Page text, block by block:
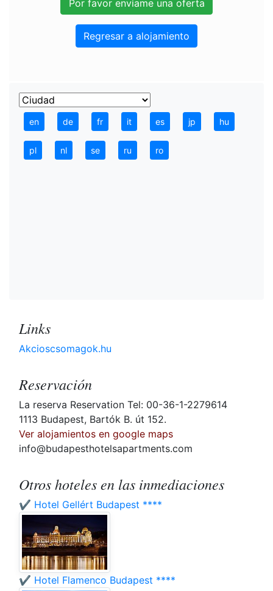
Regresar a alojamiento
en de fr it es jp hu
pl nl se ru ro
Links
Akcioscsomagok.hu
Reservación
La reserva Reservation Tel: 00-36-1-2279614
1113 Budapest, Bartók B. út 152.
Ver alojamientos en google maps
info@budapesthotelsapartments.com
Otros hoteles en las inmediaciones
✔️ Hotel Gellért Budapest ****
✔️ Hotel Flamenco Budapest ****